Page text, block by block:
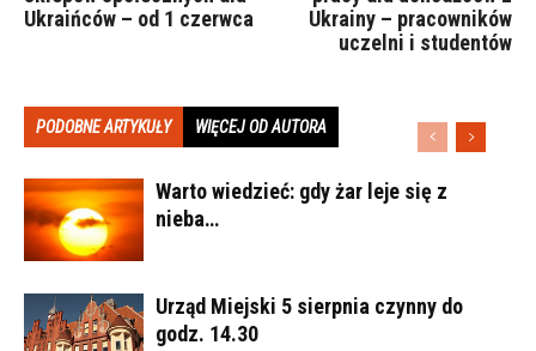
Ukraińców – od 1 czerwca
Ukrainy – pracowników
uczelni i studentów
PODOBNE ARTYKUŁY WIĘCEJ OD AUTORA
Warto wiedzieć: gdy żar leje się z
nieba…
Urząd Miejski 5 sierpnia czynny do
godz. 14.30